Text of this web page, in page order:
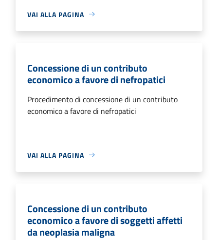
VAI ALLA PAGINA
Concessione di un contributo
economico a favore di nefropatici
Procedimento di concessione di un contributo
economico a favore di nefropatici
VAI ALLA PAGINA
Concessione di un contributo
economico a favore di soggetti affetti
da neoplasia maligna